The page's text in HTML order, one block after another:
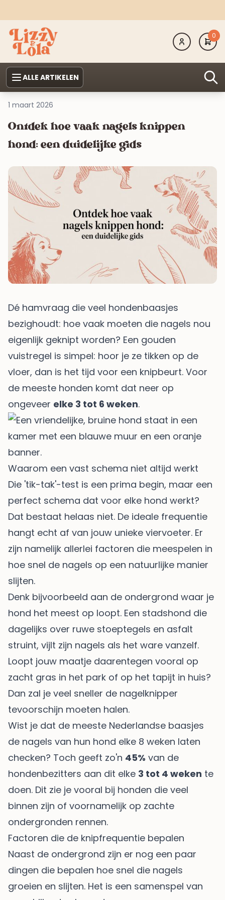
0
ALLE ARTIKELEN
1 maart 2026
Ontdek hoe vaak nagels knippen
hond: een duidelijke gids
Dé hamvraag die veel hondenbaasjes
bezighoudt: hoe vaak moeten die nagels nou
eigenlijk geknipt worden? Een gouden
vuistregel is simpel: hoor je ze tikken op de
vloer, dan is het tijd voor een knipbeurt. Voor
de meeste honden komt dat neer op
ongeveer elke 3 tot 6 weken.
Waarom een vast schema niet altijd werkt
Die 'tik-tak'-test is een prima begin, maar een
perfect schema dat voor elke hond werkt?
Dat bestaat helaas niet. De ideale frequentie
hangt echt af van jouw unieke viervoeter. Er
zijn namelijk allerlei factoren die meespelen in
hoe snel de nagels op een natuurlijke manier
slijten.
Denk bijvoorbeeld aan de ondergrond waar je
hond het meest op loopt. Een stadshond die
dagelijks over ruwe stoeptegels en asfalt
struint, vijlt zijn nagels als het ware vanzelf.
Loopt jouw maatje daarentegen vooral op
zacht gras in het park of op het tapijt in huis?
Dan zal je veel sneller de nagelknipper
tevoorschijn moeten halen.
Wist je dat de meeste Nederlandse baasjes
de nagels van hun hond elke 8 weken laten
checken? Toch geeft zo'n 45% van de
hondenbezitters aan dit elke 3 tot 4 weken te
doen. Dit zie je vooral bij honden die veel
binnen zijn of voornamelijk op zachte
ondergronden rennen.
Factoren die de knipfrequentie bepalen
Naast de ondergrond zijn er nog een paar
dingen die bepalen hoe snel die nagels
groeien en slijten. Het is een samenspel van